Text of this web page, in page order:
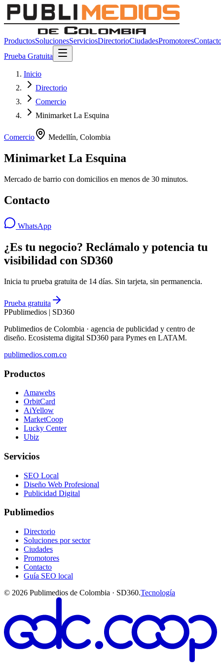
ProductosSolucionesServiciosDirectorioCiudadesPromotores
Prueba Gratuita
Inicio
Directorio
Comercio
Minimarket La Esquina
Comercio Medellín, Colombia
Minimarket La Esquina
Mercado de barrio con domicilios en menos de 30 minutos.
Contacto
WhatsApp
¿Es tu negocio? Reclámalo y potencia tu
visibilidad con SD360
Inicia tu prueba gratuita de 14 días. Sin tarjeta, sin permanencia.
Prueba gratuita
PPublimedios | SD360
Publimedios de Colombia · agencia de publicidad y centro de
diseño. Ecosistema digital SD360 para Pymes en LATAM.
publimedios.com.co
Productos
Amawebs
OrbitCard
AiYellow
MarketCoop
Lucky Center
Ubiz
Servicios
SEO Local
Diseño Web Profesional
Publicidad Digital
Publimedios
Directorio
Soluciones por sector
Ciudades
Promotores
Contacto
Guía SEO local
© 2026 Publimedios de Colombia · SD360.Tecnología